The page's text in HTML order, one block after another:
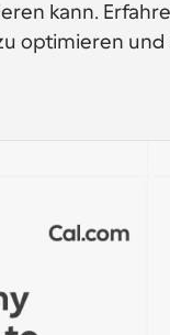
kann.
optimieren und